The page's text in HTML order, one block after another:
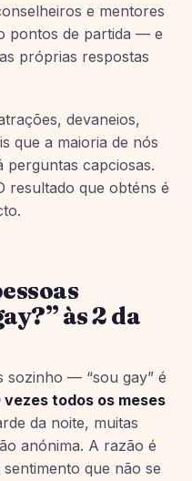
e mentores
pontos de partida — e
próprias respostas
devaneios,
que a maioria de nós
perguntas capciosas.
resultado que obténs é
às 2 da
sozinho — “sou gay” é
todos os meses
da noite, muitas
anónima. A razão é
que não se